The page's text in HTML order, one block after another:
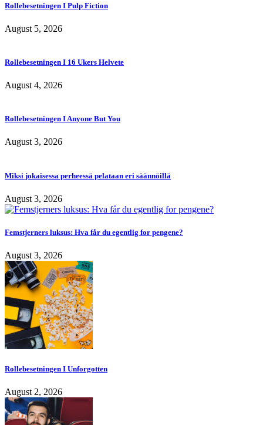
Rollebesetningen I Pulp Fiction
August 5, 2026
Rollebesetningen I 16 Ukers Helvete
August 4, 2026
Rollebesetningen I Anyone But You
August 3, 2026
Miksi jokaisessa perheessä pelataan eri säännöillä
August 3, 2026
Femstjerners luksus: Hva får du egentlig for pengene?
August 3, 2026
Rollebesetningen I Unforgotten
August 2, 2026